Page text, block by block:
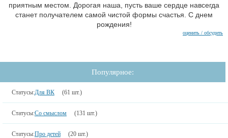
приятным местом. Дорогая наша, пусть ваше сердце навсегда
станет получателем самой чистой формы счастья. С днем
рождения!
оценить / обсудить
Популярное:
Статусы:Для ВК (61 шт.)
Статусы:Со смыслом (131 шт.)
Статусы:Про детей (20 шт.)